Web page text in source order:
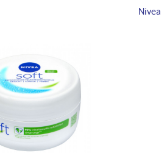
Nivea